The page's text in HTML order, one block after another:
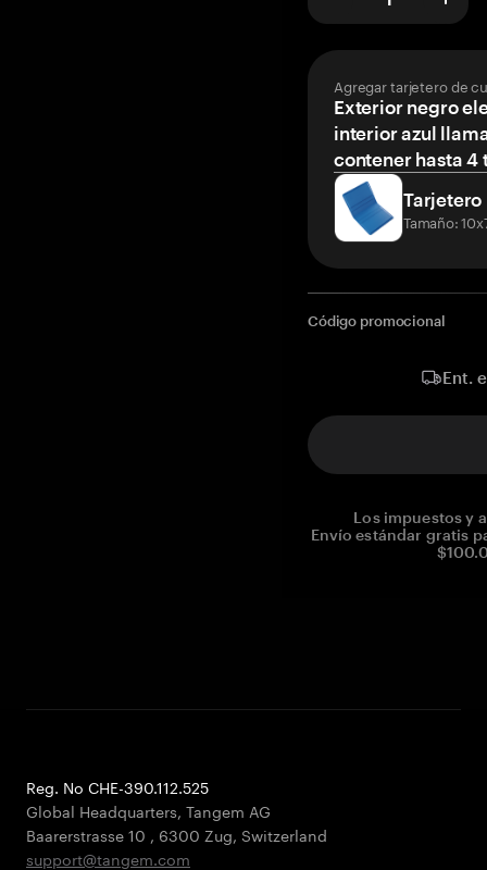
Agregar tarjetero de
Exterior negro
interior azul
contener hasta 4
Tarjetero
Tamaño:
Código promocional
Ent.
Los impuestos y
Envío estándar gratis
Reg. No CHE-390.112.525
Global Headquarters, Tangem AG
Baarerstrasse 10 , 6300 Zug, Switzerland
support@tangem.com